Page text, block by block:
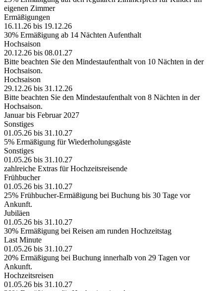
eigenen Zimmer
Ermäßigungen
16.11.26 bis 19.12.26
30% Ermäßigung ab 14 Nächten Aufenthalt
Hochsaison
20.12.26 bis 08.01.27
Bitte beachten Sie den Mindestaufenthalt von 10 Nächten in der
Hochsaison.
Hochsaison
29.12.26 bis 31.12.26
Bitte beachten Sie den Mindestaufenthalt von 8 Nächten in der
Hochsaison.
Januar bis Februar 2027
Sonstiges
01.05.26 bis 31.10.27
5% Ermäßigung für Wiederholungsgäste
Sonstiges
01.05.26 bis 31.10.27
zahlreiche Extras für Hochzeitsreisende
Frühbucher
01.05.26 bis 31.10.27
25% Frühbucher-Ermäßigung bei Buchung bis 30 Tage vor
Ankunft.
Jubiläen
01.05.26 bis 31.10.27
30% Ermäßigung bei Reisen am runden Hochzeitstag
Last Minute
01.05.26 bis 31.10.27
20% Ermäßigung bei Buchung innerhalb von 29 Tagen vor
Ankunft.
Hochzeitsreisen
01.05.26 bis 31.10.27